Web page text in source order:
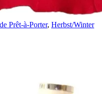
Prêt-à-Porter, Herbst/Winter